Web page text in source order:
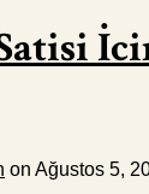
on Ağustos 5,